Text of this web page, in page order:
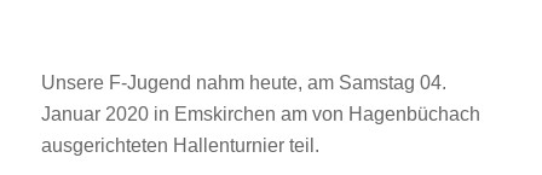
Unsere F-Jugend nahm heute, am Samstag 04.
Januar 2020 in Emskirchen am von Hagenbüchach
ausgerichteten Hallenturnier teil.